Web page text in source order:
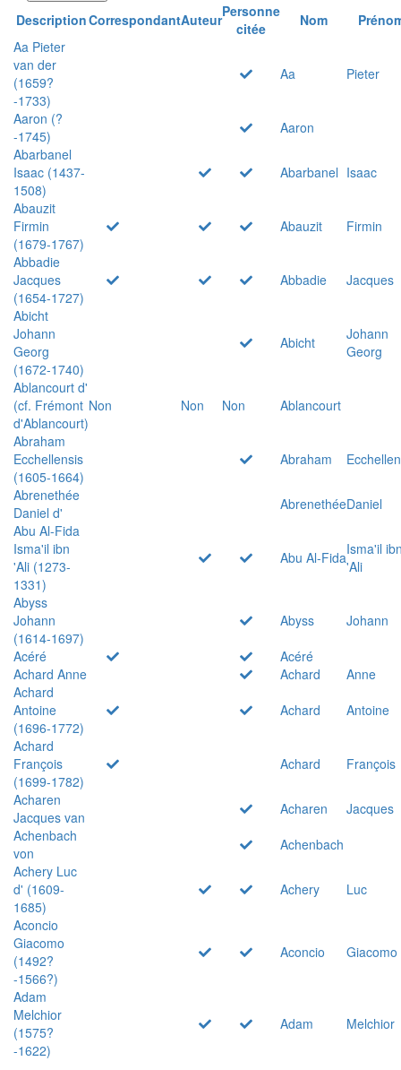
DescriptionCorrespondantAuteurPersonne
citée
Nom
Aa Pieter
van der
(1659?
-1733)
Aa Pieter
Aaron (?
-1745)
Aaron
Abarbanel
Isaac (1437-
1508)
Abarbanel Isaac
Abauzit
Firmin
(1679-1767)
Abauzit
Firmin
Abbadie
Jacques
(1654-1727)
Abbadie
Jacques
Abicht
Johann
Georg
(1672-1740)
Abicht
Johann
Georg
Ablancourt d'
(cf. Frémont
d'Ablancourt)
Non Non Non
Ablancourt
Abraham
Ecchellensis
(1605-1664)
Abraham
Abrenethée
Daniel d'
AbrenethéeDaniel
Abu Al-Fida
Isma'il ibn
'Ali (1273-
1331)
Abu Al-FidaIsma'il
'Ali
Abyss
Johann
(1614-1697)
Abyss
Johann
Acéré
Acéré
Achard Anne
Achard
Anne
Achard
Antoine
(1696-1772)
Achard
Antoine
Achard
François
(1699-1782)
Achard
François
Acharen
Jacques van
Acharen
Jacques
Achenbach
von
Achenbach
Achery Luc
d' (1609-
1685)
Achery
Luc
Aconcio
Giacomo
(1492?
-1566?)
Aconcio Giacomo
Adam
Melchior
(1575?
-1622)
Adam Melchior